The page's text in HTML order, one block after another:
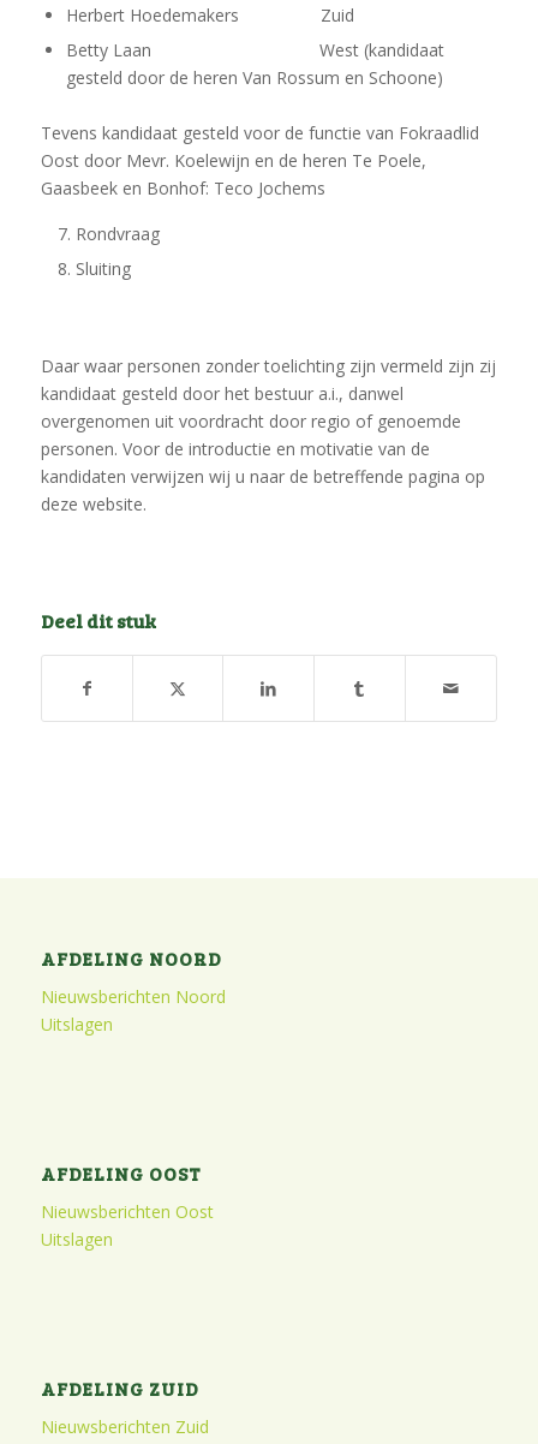
Herbert Hoedemakers Zuid
Betty Laan West (kandidaat
gesteld door de heren Van Rossum en Schoone)
Tevens kandidaat gesteld voor de functie van Fokraadlid
Oost door Mevr. Koelewijn en de heren Te Poele,
Gaasbeek en Bonhof: Teco Jochems
Rondvraag
Sluiting
Daar waar personen zonder toelichting zijn vermeld zijn zij
kandidaat gesteld door het bestuur a.i., danwel
overgenomen uit voordracht door regio of genoemde
personen. Voor de introductie en motivatie van de
kandidaten verwijzen wij u naar de betreffende pagina op
deze website.
Deel dit stuk
AFDELING NOORD
Nieuwsberichten Noord
Uitslagen
AFDELING OOST
Nieuwsberichten Oost
Uitslagen
AFDELING ZUID
Nieuwsberichten Zuid